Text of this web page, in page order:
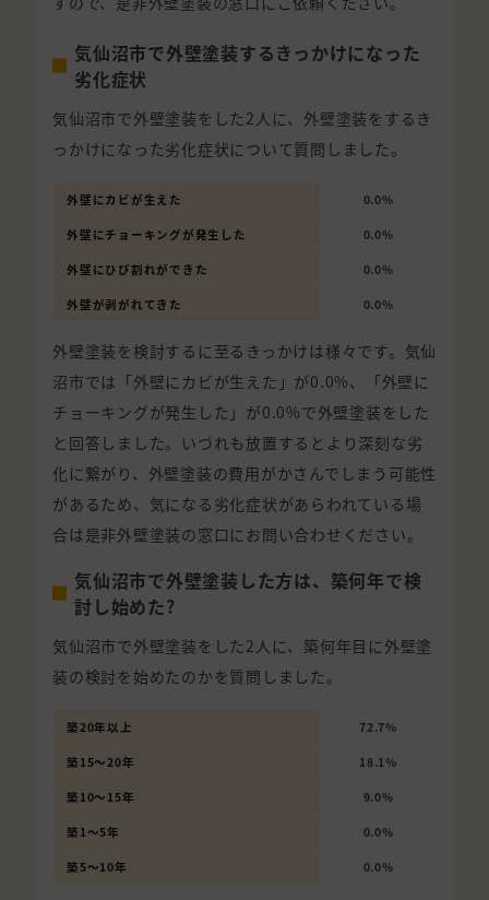
気仙沼市で外壁塗装するきっかけになった
劣化症状
気仙沼市で外壁塗装をした2人に、外壁塗装をするき
っかけになった劣化症状について質問しました。
外壁にカビが生えた 0.0%
外壁にチョーキングが発生した 0.0%
外壁にひび割れができた 0.0%
外壁が剥がれてきた 0.0%
外壁塗装を検討するに至るきっかけは様々です。気仙
沼市では「外壁にカビが生えた」が0.0%、「外壁に
チョーキングが発生した」が0.0%で外壁塗装をした
と回答しました。いづれも放置するとより深刻な劣
化に繋がり、外壁塗装の費用がかさんでしまう可能性
があるため、気になる劣化症状があらわれている場
合は是非外壁塗装の窓口にお問い合わせください。
気仙沼市で外壁塗装した方は、築何年で検
討し始めた?
気仙沼市で外壁塗装をした2人に、築何年目に外壁塗
装の検討を始めたのかを質問しました。
築20年以上 72.7%
築15〜20年 18.1%
築10〜15年 9.0%
築1〜5年 0.0%
築5〜10年 0.0%